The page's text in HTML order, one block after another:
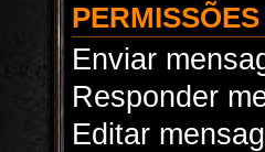
Enviar
Responder
Editar